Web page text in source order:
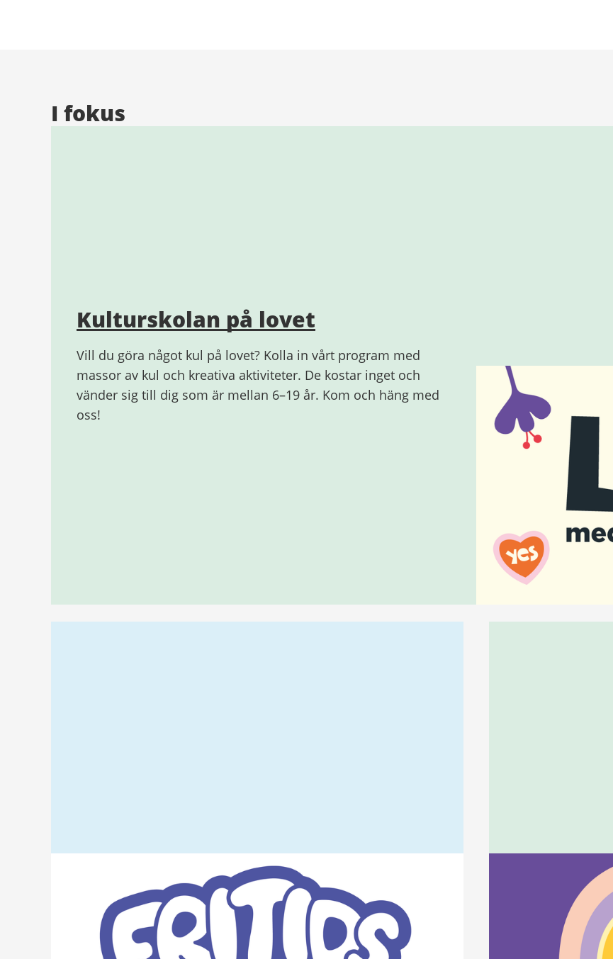
I fokus
Kulturskolan på lovet
Vill du göra något kul på lovet? Kolla in vårt program med
massor av kul och kreativa aktiviteter. De kostar inget och
vänder sig till dig som är mellan 6–19 år. Kom och häng med
oss!